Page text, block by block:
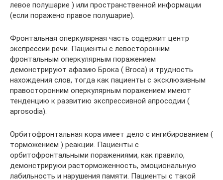
левое полушарие ) или пространственной информации
(если поражено правое полушарие).
Фронтальная оперкулярная часть содержит центр
экспрессии речи. Пациенты с левосторонним
фронтальным оперкулярным поражением
демонстрируют афазию Брока ( Broca) и трудность
нахождения слов, тогда как пациенты с эксклюзивным
правосторонним оперкулярным поражением имеют
тенденцию к развитию экспрессивной апросодии (
aprosodia).
Орбитофронтальная кора имеет дело с ингибированием (
торможением ) реакции. Пациенты с
орбитофронтальными поражениями, как правило,
демонстрируюи расторможенность, эмоциональную
лабильность и нарушения памяти. Пациенты с такой